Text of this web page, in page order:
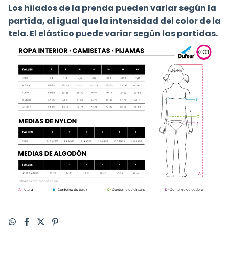
Los hilados de la prenda pueden variar según la
partida, al igual que la intensidad del color de la
tela. El elástico puede variar según las partidas.